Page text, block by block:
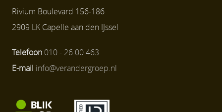
Rivium Boulevard 156-186
2909 LK Capelle aan den IJssel
Telefoon 010 - 26 00 463
E-mail info@verandergroep.nl